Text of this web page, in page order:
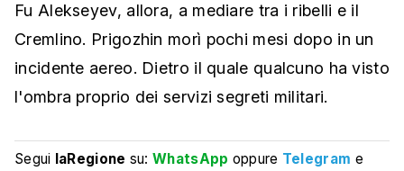
Fu Alekseyev, allora, a mediare tra i ribelli e il
Cremlino. Prigozhin morì pochi mesi dopo in un
incidente aereo. Dietro il quale qualcuno ha visto
l'ombra proprio dei servizi segreti militari.
Segui laRegione su:WhatsApp oppure Telegram e